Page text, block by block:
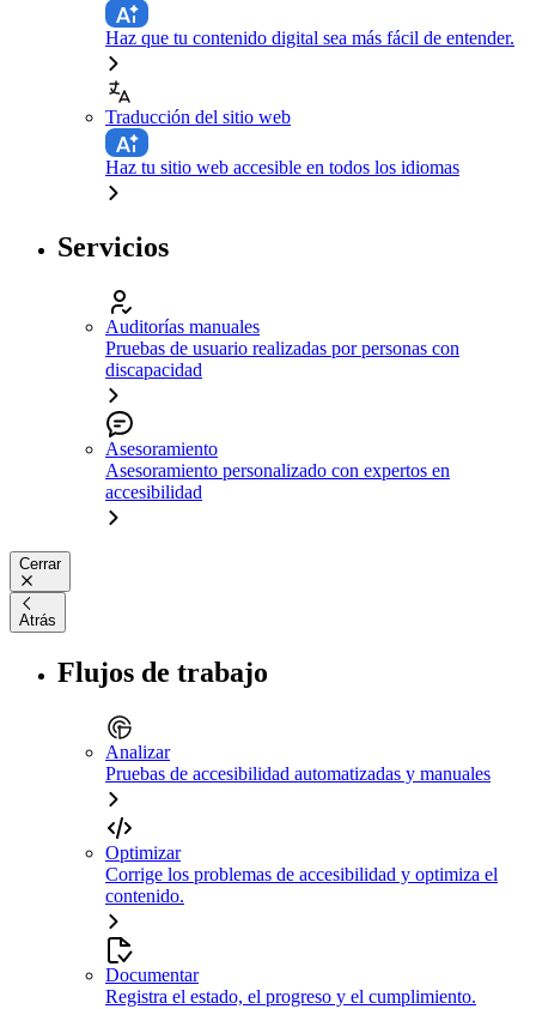
Haz que tu contenido digital sea más fácil de entender.
Traducción del sitio web
Haz tu sitio web accesible en todos los idiomas
Servicios
Auditorías manuales
Pruebas de usuario realizadas por personas con
discapacidad
Asesoramiento
Asesoramiento personalizado con expertos en
accesibilidad
Cerrar
Atrás
Flujos de trabajo
Analizar
Pruebas de accesibilidad automatizadas y manuales
Optimizar
Corrige los problemas de accesibilidad y optimiza el
contenido.
Documentar
Registra el estado, el progreso y el cumplimiento.